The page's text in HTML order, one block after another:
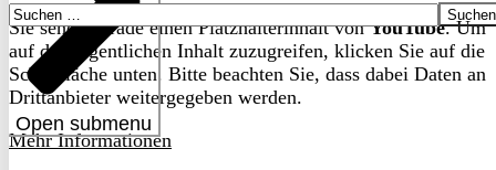
Open submenu
Suchen
nach:
Sie sehen gerade einen Platzhalterinhalt vonYouTube. Um
auf den eigentlichen Inhalt zuzugreifen, klicken Sie auf die
Schaltfläche unten. Bitte beachten Sie, dass dabei Daten an
Drittanbieter weitergegeben werden.
Mehr Informationen